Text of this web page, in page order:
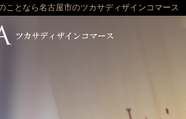
ことなら名古屋市のツカサディザインコマース